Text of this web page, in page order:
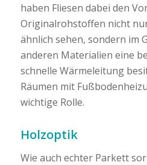
haben Fliesen dabei den
Originalrohstoffen nicht
ähnlich sehen, sondern im
anderen Materialien eine
schnelle Wärmeleitung
Räumen mit
wichtige Rolle.
Holzoptik
Wie auch echter Parkett